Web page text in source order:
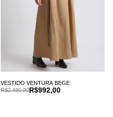
VESTIDO VENTURA BEGE
R$992,00
R$2.480,00